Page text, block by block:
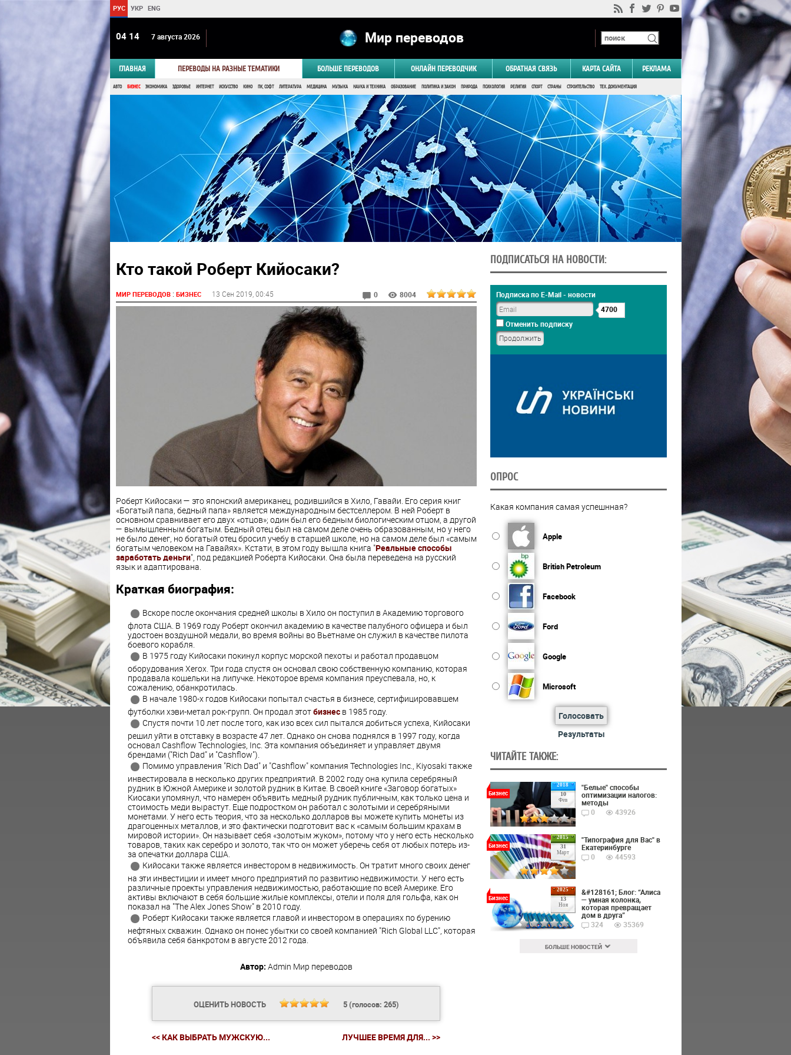
РУС УКР ENG
04:14 7 августа 2026 Мир переводов
ГЛАВНАЯ ПЕРЕВОДЫ НА РАЗНЫЕ ТЕМАТИКИ БОЛЬШЕ ПЕРЕВОДОВ ОНЛАЙН ПЕРЕВОДЧИК ОБРАТНАЯ СВЯЗЬ КАРТА САЙТА РЕКЛАМА
АВТО БИЗНЕС ЭКОНОМИКА ЗДОРОВЬЕ ИНТЕРНЕТ ИСКУССТВО КИНО ПК, СОФТ ЛИТЕРАТУРА МЕДИЦИНА МУЗЫКА НАУКА И ТЕХНИКА ОБРАЗОВАНИЕ ПОЛИТИКА И ЗАКОН ПРИРОДА ПСИХОЛОГИЯ РЕЛИГИЯ СПОРТ СТРАНЫ СТРОИТЕЛЬСТВО ТЕХ. ДОКУМЕНТАЦИЯ
Кто такой Роберт Кийосаки?
МИР ПЕРЕВОДОВ: БИЗНЕС 13 Сен 2019 , 00:45 0 8004
Роберт Кийосаки — это японский американец, родившийся в Хило, Гавайи. Его серия книг
«Богатый папа, бедный папа» является международным бестселлером. В ней Роберт в
основном сравнивает его двух «отцов»; один был его бедным биологическим отцом, а другой
— вымышленным богатым. Бедный отец был на самом деле очень образованным, но у него
не было денег, но богатый отец бросил учебу в старшей школе, но на самом деле был «самым
богатым человеком на Гавайях». Кстати, в этом году вышла книга "Реальные способы
заработать деньги", под редакцией Роберта Кийосаки. Она была переведена на русский
язык и адаптирована.
Краткая биография:
Вскоре после окончания средней школы в Хило он поступил в Академию торгового
флота США. В 1969 году Роберт окончил академию в качестве палубного офицера и был
удостоен воздушной медали, во время войны во Вьетнаме он служил в качестве пилота
боевого корабля.
В 1975 году Кийосаки покинул корпус морской пехоты и работал продавцом
оборудования Xerox. Три года спустя он основал свою собственную компанию, которая
продавала кошельки на липучке. Некоторое время компания преуспевала, но, к
сожалению, обанкротилась.
В начале 1980-х годов Кийосаки попытал счастья в бизнесе, сертифицировавшем
футболки хэви-метал рок-групп. Он продал этотбизнесв 1985 году.
Спустя почти 10 лет после того, как изо всех сил пытался добиться успеха, Кийосаки
решил уйти в отставку в возрасте 47 лет. Однако он снова поднялся в 1997 году, когда
основал Cashflow Technologies, Inc. Эта компания объединяет и управляет двумя
брендами ("Rich Dad" и "Cashflow").
Помимо управления "Rich Dad" и "Cashflow" компания Technologies Inc., Kiyosaki также
инвестировала в несколько других предприятий. В 2002 году она купила серебряный
рудник в Южной Америке и золотой рудник в Китае. В своей книге «Заговор богатых»
Киосаки упомянул, что намерен объявить медный рудник публичным, как только цена и
стоимость меди вырастут. Еще подростком он работал с золотыми и серебряными
монетами. У него есть теория, что за несколько долларов вы можете купить монеты из
драгоценных металлов, и это фактически подготовит вас к «самым большим крахам в
мировой истории». Он называет себя «золотым жуком», потому что у него есть несколько
товаров, таких как серебро и золото, так что он может уберечь себя от любых потерь из-
за опечатки доллара США.
Кийосаки также является инвестором в недвижимость. Он тратит много своих денег
на эти инвестиции и имеет много предприятий по развитию недвижимости. У него есть
различные проекты управления недвижимостью, работающие по всей Америке. Его
активы включают в себя большие жилые комплексы, отели и поля для гольфа, как он
показал на "The Alex Jones Show" в 2010 году.
Роберт Кийосаки также является главой и инвестором в операциях по бурению
нефтяных скважин. Однако он понес убытки со своей компанией "Rich Global LLC", которая
объявила себя банкротом в августе 2012 года.
Автор: Admin Мир переводов
ОЦЕНИТЬ НОВОСТЬ 5(голосов: 265)
<< КАК ВЫБРАТЬ МУЖСКУЮ... ЛУЧШЕЕ ВРЕМЯ ДЛЯ... >>
ПОДПИСАТЬСЯ НА НОВОСТИ:
Подписка по E-Mail - новости
4700
Отменить подписку
ОПРОС
Какая компания самая успешнная?
Apple
British Petroleum
Facebook
Ford
Google
Microsoft
Голосовать
Результаты
ЧИТАЙТЕ ТАКЖЕ:
2018
10
Фев
Бизнес
"Белые" способы
оптимизации налогов:
методы
0
43926
2015
31
Март
Бизнес
"Типография для Вас" в
Екатеринбурге
0
44593
2025
13
Ноя
Бизнес
&#128161; Блог: “Алиса
— умная колонка,
которая превращает
дом в друга”
324
35369
БОЛЬШЕ НОВОСТЕЙ